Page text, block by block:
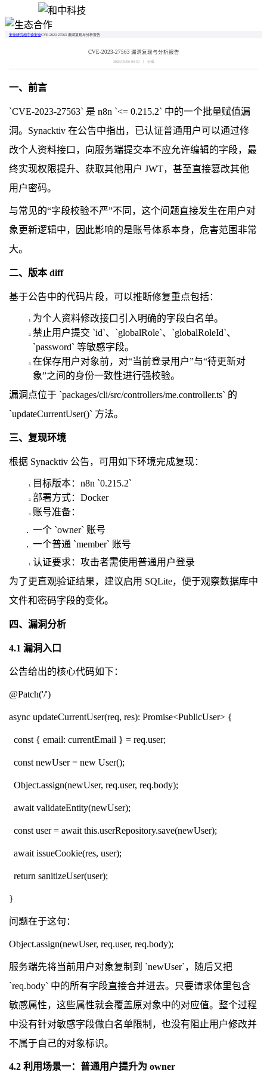
安全研究和中谈安全CVE-2023-27563 漏洞复现与分析报告
CVE-2023-27563 漏洞复现与分析报告
2026/05/06 09:50 分享
一、前言
`CVE-2023-27563` 是 n8n `<= 0.215.2` 中的一个批量赋值漏
洞。Synacktiv 在公告中指出，已认证普通用户可以通过修
改个人资料接口，向服务端提交本不应允许编辑的字段，最
终实现权限提升、获取其他用户 JWT，甚至直接篡改其他
用户密码。
与常见的“字段校验不严”不同，这个问题直接发生在用户对
象更新逻辑中，因此影响的是账号体系本身，危害范围非常
大。
二、版本 diff
基于公告中的代码片段，可以推断修复重点包括：
为个人资料修改接口引入明确的字段白名单。
禁止用户提交 `id`、`globalRole`、`globalRoleId`、
`password` 等敏感字段。
在保存用户对象前，对“当前登录用户”与“待更新对
象”之间的身份一致性进行强校验。
漏洞点位于 `packages/cli/src/controllers/me.controller.ts` 的
`updateCurrentUser()` 方法。
三、复现环境
根据 Synacktiv 公告，可用如下环境完成复现：
目标版本：n8n `0.215.2`
部署方式：Docker
账号准备：
一个 `owner` 账号
一个普通 `member` 账号
认证要求：攻击者需使用普通用户登录
为了更直观验证结果，建议启用 SQLite，便于观察数据库中
文件和密码字段的变化。
四、漏洞分析
4.1 漏洞入口
公告给出的核心代码如下：
@Patch('/')
async updateCurrentUser(req, res): Promise<PublicUser> {
const { email: currentEmail } = req.user;
const newUser = new User();
Object.assign(newUser, req.user, req.body);
await validateEntity(newUser);
const user = await this.userRepository.save(newUser);
await issueCookie(res, user);
return sanitizeUser(user);
}
问题在于这句：
Object.assign(newUser, req.user, req.body);
服务端先将当前用户对象复制到 `newUser`，随后又把
`req.body` 中的所有字段直接合并进去。只要请求体里包含
敏感属性，这些属性就会覆盖原对象中的对应值。整个过程
中没有针对敏感字段做白名单限制，也没有阻止用户修改并
不属于自己的对象标识。
4.2 利用场景一：普通用户提升为 owner